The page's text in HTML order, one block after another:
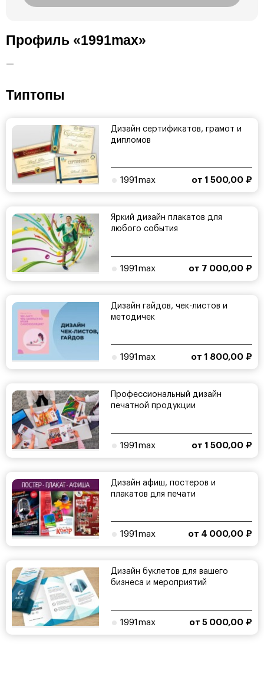
Профиль «1991max»
—
Типтопы
Дизайн сертификатов, грамот и
дипломов
1991max от 1 500,00 ₽
Яркий дизайн плакатов для
любого события
1991max от 7 000,00 ₽
Дизайн гайдов, чек-листов и
методичек
1991max от 1 800,00 ₽
Профессиональный дизайн
печатной продукции
1991max от 1 500,00 ₽
Дизайн афиш, постеров и
плакатов для печати
1991max от 4 000,00 ₽
Дизайн буклетов для вашего
бизнеса и мероприятий
1991max от 5 000,00 ₽